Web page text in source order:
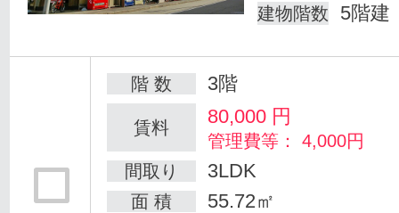
建物階数 5階建
階 数 3階
賃料 80,000 円
管理費等： 4,000円
間取り
3LDK
面 積 55.72㎡